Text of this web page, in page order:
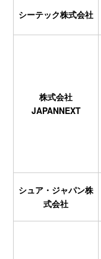
シーテック株式会社
株式会社
JAPANNEXT
シュア・ジャパン株
式会社